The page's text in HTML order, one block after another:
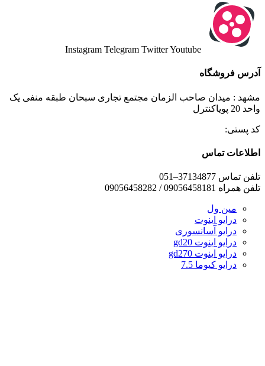
Instagram Telegram TwitterYoutube
آدرس فروشگاه
مشهد : میدان صاحب الزمان مجتمع تجاری سبحان طبقه منفی یک
واحد 20 پویاکنترل
کد پستی:
اطلاعات تماس
تلفن تماس 37134877–051
تلفن همراه 09056458181 / 09056458282
مین ول
درایو اینوت
درایو آسانسوری
درایو اینوت gd20
درایو اینوت gd270
درایو کیوما 7.5